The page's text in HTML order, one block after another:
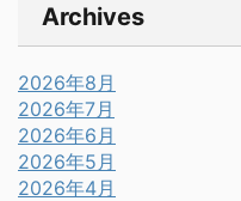
Archives
2026年8月
2026年7月
2026年6月
2026年5月
2026年4月